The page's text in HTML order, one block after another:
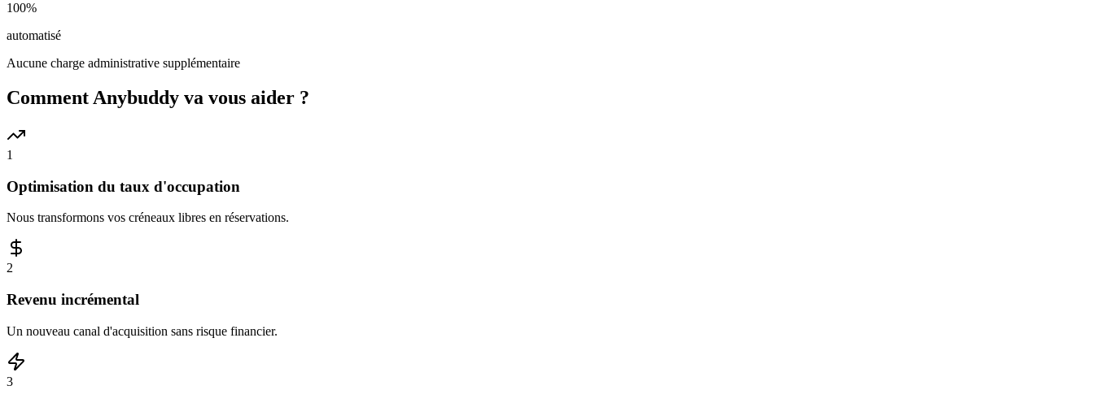
100%
automatisé
Aucune charge administrative supplémentaire
Comment Anybuddy va vous aider ?
1
Optimisation du taux d'occupation
Nous transformons vos créneaux libres en réservations.
2
Revenu incrémental
Un nouveau canal d'acquisition sans risque financier.
3